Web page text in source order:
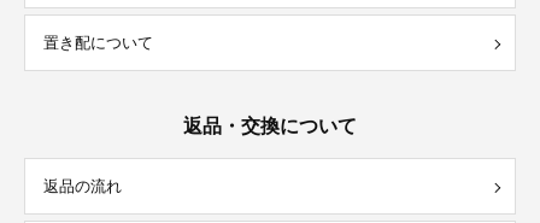
置き配について
返品・交換について
返品の流れ